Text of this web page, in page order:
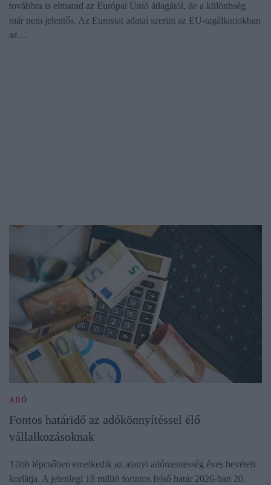
továbbra is elmarad az Európai Unió átlagától, de a különbség
már nem jelentős. Az Eurostat adatai szerint az EU-tagállamokban
az…
ADÓ
Fontos határidő az adókönnyítéssel élő
vállalkozásoknak
Több lépcsőben emelkedik az alanyi adómentesség éves bevételi
korlátja. A jelenlegi 18 millió forintos felső határ 2026-ban 20